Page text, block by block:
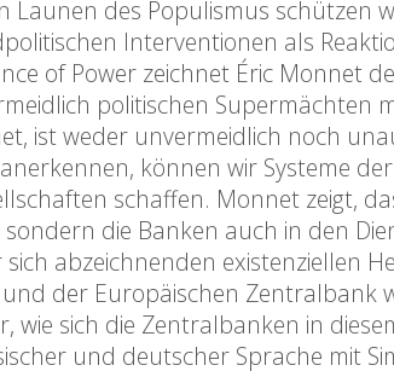
Launen des Populismus schützen
Interventionen als
of Power zeichnet Éric Monnet
politischen Supermächten
ist weder unvermeidlich noch
können wir Systeme
schaffen. Monnet zeigt,
die Banken auch in den
abzeichnenden existenziellen
der Europäischen Zentralbank
wie sich die Zentralbanken in
und deutscher Sprache mit